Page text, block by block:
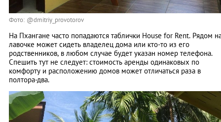
Фото: @dmitriy_provotorov
На Пхангане часто попадаются таблички House for Rent. Рядом
лавочке может сидеть владелец дома или кто-то из его
родственников, в любом случае будет указан номер телефона.
Спешить тут не следует: стоимость аренды одинаковых по
комфорту и расположению домов может отличаться раза в
полтора-два.